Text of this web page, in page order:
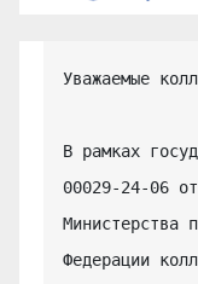
Уважаемые
В рамках
00029-24-06
Министерства
Федерации